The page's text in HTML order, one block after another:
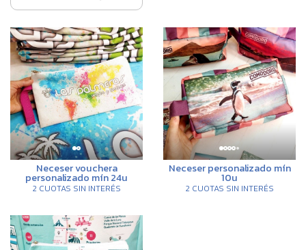
Neceser vouchera
personalizado mín 24u
2 CUOTAS SIN INTERÉS
Neceser personalizado mín
10u
2 CUOTAS SIN INTERÉS